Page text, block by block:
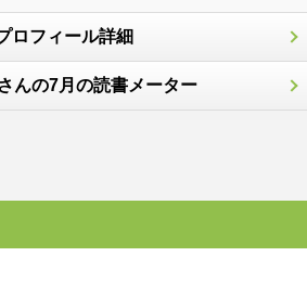
ロフィール詳細
んの7月の読書メーター